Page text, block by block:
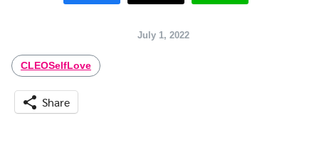
July 1, 2022
CLEOSelfLove
Share